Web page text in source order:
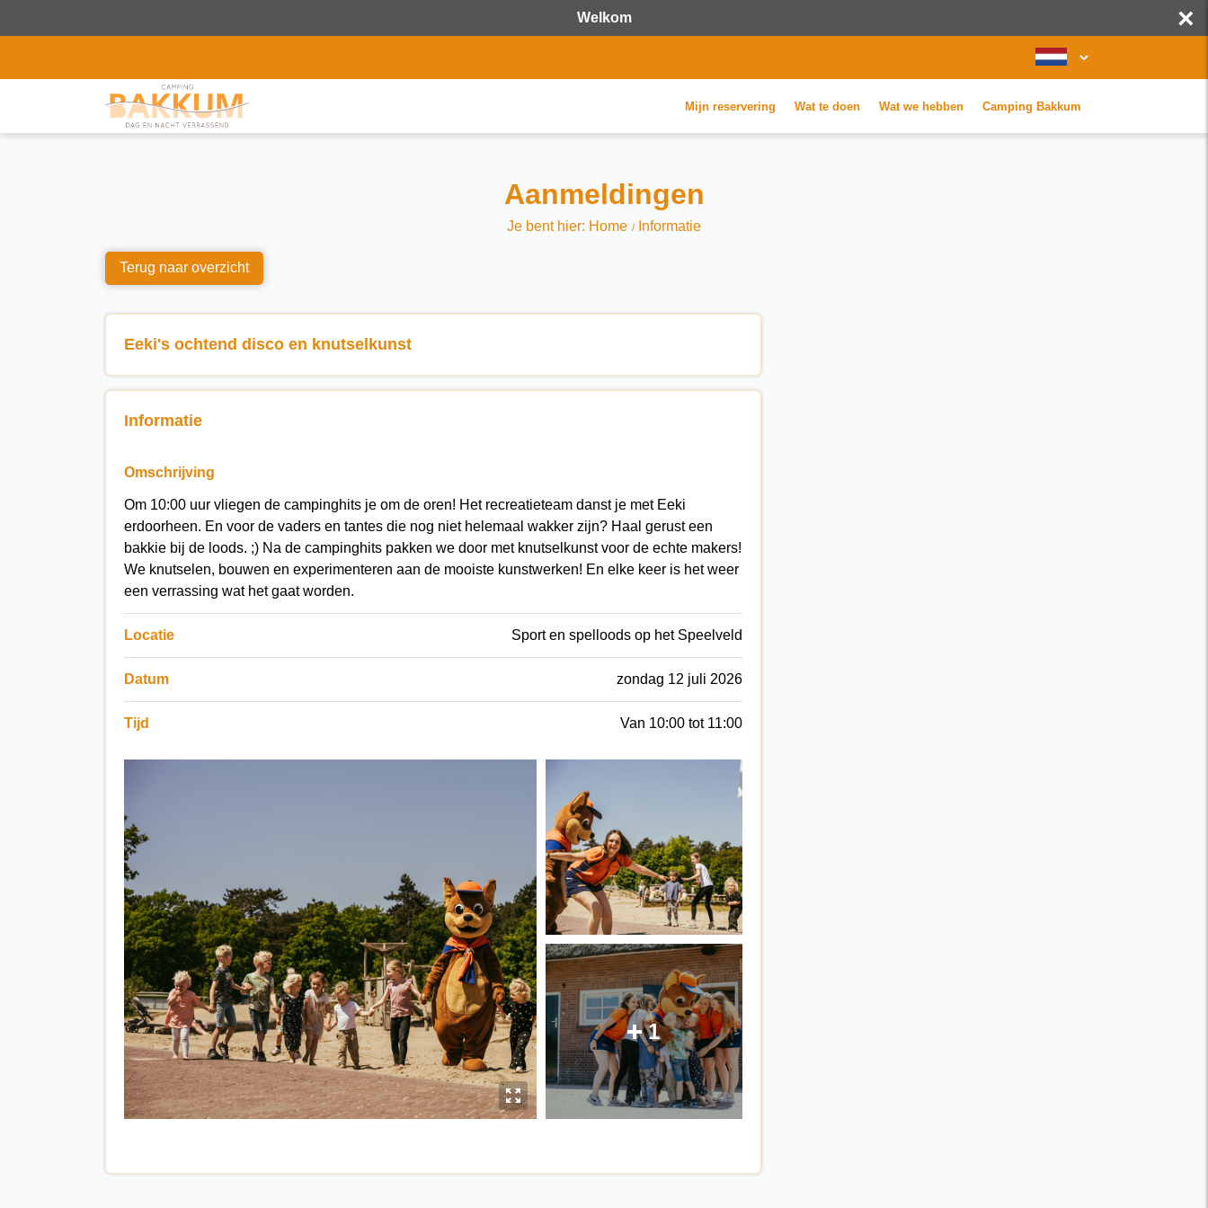
Welkom ×
Mijn reservering Wat te doen Wat we hebben Camping Bakkum
Aanmeldingen
Je bent hier: Home Informatie
Terug naar overzicht
Eeki's ochtend disco en knutselkunst
Informatie
Omschrijving
Om 10:00 uur vliegen de campinghits je om de oren! Het recreatieteam danst je met Eeki
erdoorheen. En voor de vaders en tantes die nog niet helemaal wakker zijn? Haal gerust een
bakkie bij de loods. ;) Na de campinghits pakken we door met knutselkunst voor de echte makers!
We knutselen, bouwen en experimenteren aan de mooiste kunstwerken! En elke keer is het weer
een verrassing wat het gaat worden.
Locatie Sport en spelloods op het Speelveld
Datum zondag 12 juli 2026
Tijd Van 10:00 tot 11:00
y
E1